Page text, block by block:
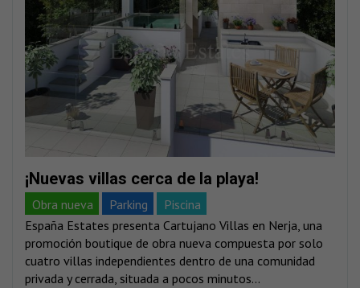
¡Nuevas villas cerca de la playa!
Obra nueva Parking
Piscina
España Estates presenta Cartujano Villas en Nerja, una
promoción boutique de obra nueva compuesta por solo
cuatro villas independientes dentro de una comunidad
privada y cerrada, situada a pocos minutos...